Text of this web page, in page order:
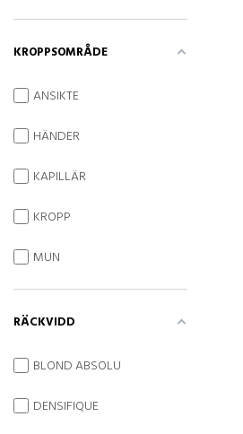
KROPPSOMRÅDE
ANSIKTE
HÄNDER
KAPILLÄR
KROPP
MUN
RÄCKVIDD
BLOND ABSOLU
DENSIFIQUE